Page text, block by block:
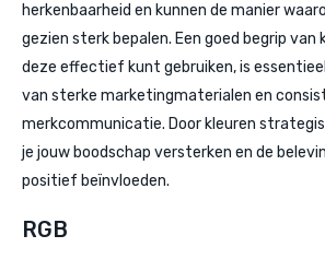
Nieuws
herkenbaarheid en kunnen de manier
gezien sterk bepalen. Een goed begrip van
deze effectief kunt gebruiken, is
van sterke marketingmaterialen en
merkcommunicatie. Door kleuren
je jouw boodschap versterken en de
positief beïnvloeden.
RGB